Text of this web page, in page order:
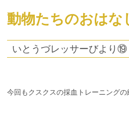
動物たちのおは
いとうづレッサーびより⑲
今回もクスクスの採血トレーニングの